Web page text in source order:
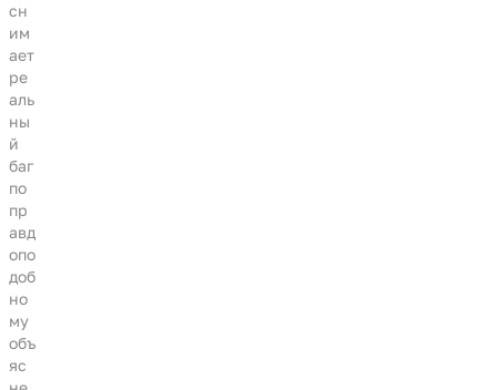
сн
им
ает
ре
аль
ны
й
баг
по
пр
авд
опо
доб
но
му
объ
яс